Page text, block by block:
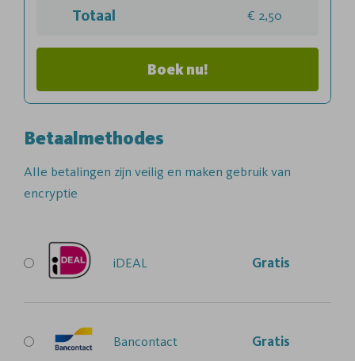
Totaal 2,50
Boek nu!
Betaalmethodes
Alle betalingen zijn veilig en maken gebruik van
encryptie
iDEAL Gratis
Bancontact Gratis